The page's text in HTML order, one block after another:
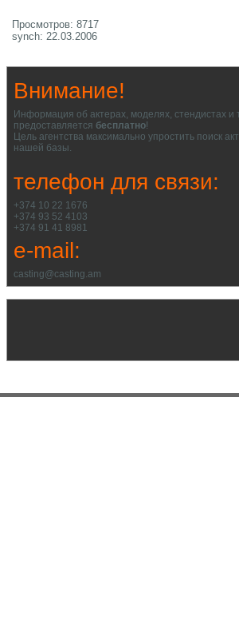
Просмотров: 8717
synch: 22.03.2006
Внимание!
Информация об актерах, моделях, стендистах
предоставляется бесплатно!
Цель агентства максимально упростить поиск
нашей базы.
телефон для связи:
+374 10 22 1676
+374 93 52 4103
+374 91 41 8981
e-mail:
casting@casting.am